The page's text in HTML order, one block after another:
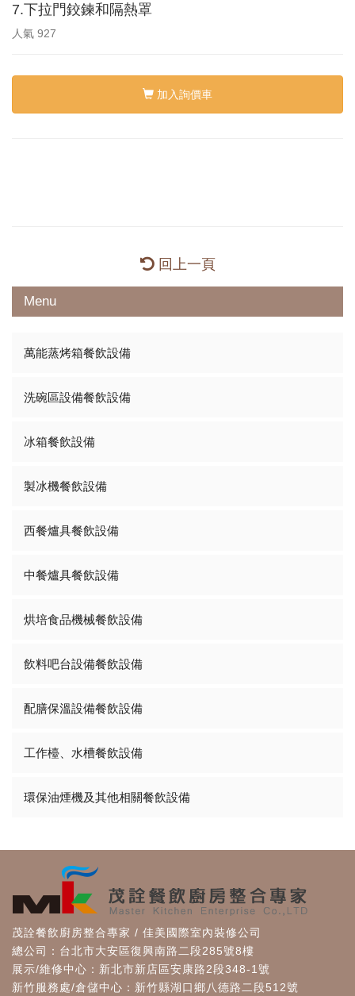
7.下拉門鉸鍊和隔熱罩
人氣 927
加入詢價車
回上一頁
Menu
萬能蒸烤箱餐飲設備
洗碗區設備餐飲設備
冰箱餐飲設備
製冰機餐飲設備
西餐爐具餐飲設備
中餐爐具餐飲設備
烘培食品機械餐飲設備
飲料吧台設備餐飲設備
配膳保溫設備餐飲設備
工作檯、水槽餐飲設備
環保油煙機及其他相關餐飲設備
茂詮餐飲廚房整合專家 / 佳美國際室內裝修公司
總公司：台北市大安區復興南路二段285號8樓
展示/維修中心：新北市新店區安康路2段348-1號
新竹服務處/倉儲中心：新竹縣湖口鄉八德路二段512號